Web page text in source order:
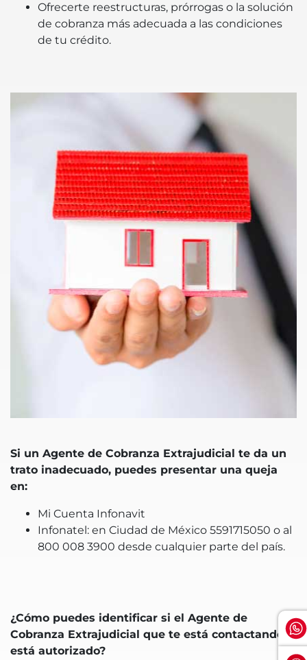
Ofrecerte reestructuras, prórrogas o la solución
de cobranza más adecuada a las condiciones
de tu crédito.
Si un Agente de Cobranza Extrajudicial te da un
trato inadecuado, puedes presentar una queja
en:
Mi Cuenta Infonavit
Infonatel: en Ciudad de México 5591715050 o al
800 008 3900 desde cualquier parte del país.
¿Cómo puedes identificar si el Agente de
Cobranza Extrajudicial que te está contactando
está autorizado?